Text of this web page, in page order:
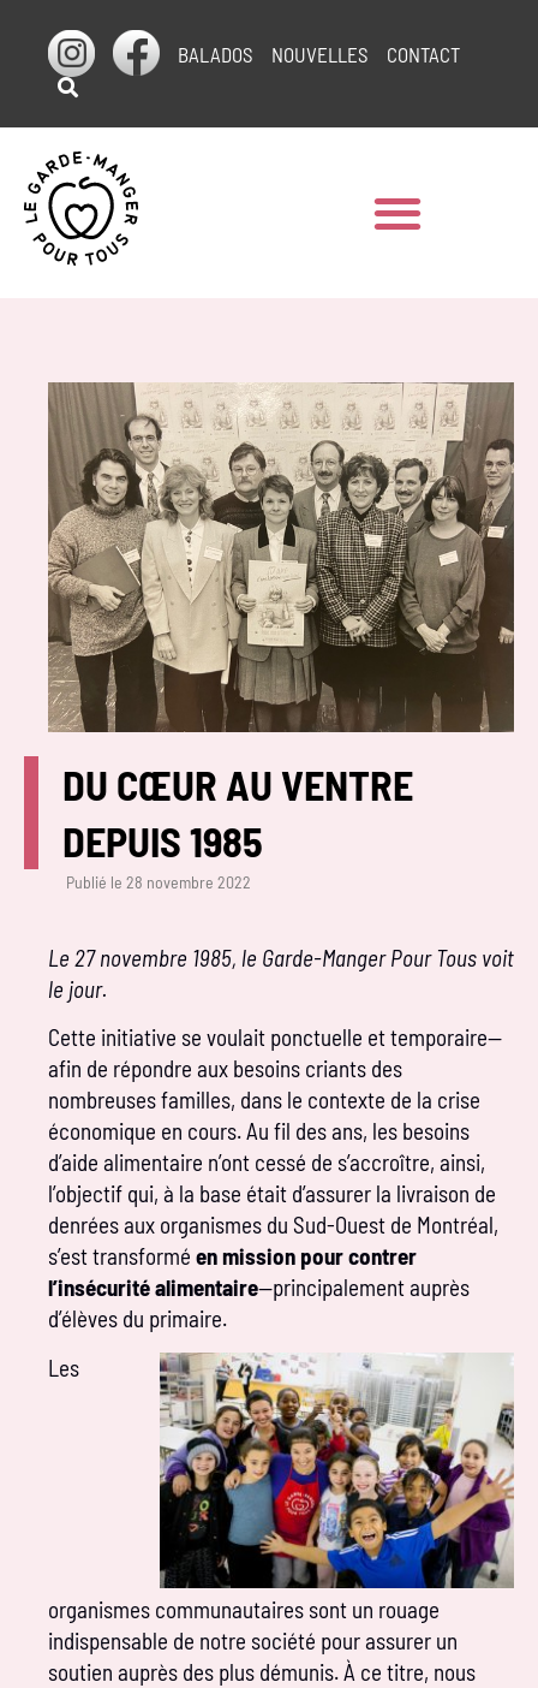
BALADOS NOUVELLES CONTACT
DU CŒUR AU VENTRE
DEPUIS 1985
Publié le 28 novembre 2022
Le 27 novembre 1985, le Garde-Manger Pour Tous voit
le jour.
Cette initiative se voulait ponctuelle et temporaire—
afin de répondre aux besoins criants des
nombreuses familles, dans le contexte de la crise
économique en cours. Au fil des ans, les besoins
d’aide alimentaire n’ont cessé de s’accroître, ainsi,
l’objectif qui, à la base était d’assurer la livraison de
denrées aux organismes du Sud-Ouest de Montréal,
s’est transformé en mission pour contrer
l’insécurité alimentaire—principalement auprès
d’élèves du primaire.
Les
organismes communautaires sont un rouage
indispensable de notre société pour assurer un
soutien auprès des plus démunis. À ce titre, nous